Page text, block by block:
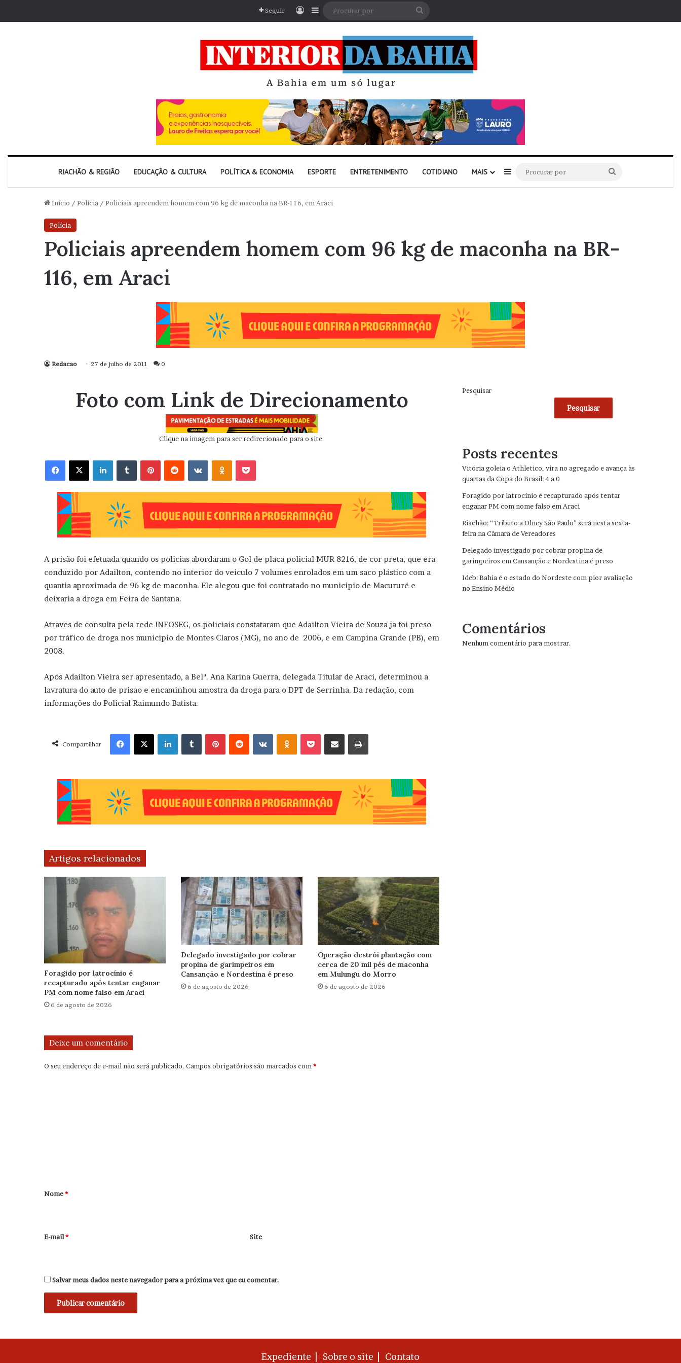
Seguir EntrarBarra Lateral
RIACHÃO & REGIÃO EDUCAÇÃO & CULTURA POLÍTICA & ECONOMIA ESPORTE ENTRETENIMENTO COTIDIANO MAIS Barra Lateral
por
Início / Polícia / Policiais apreendem homem com 96 kg de maconha na BR-116, em Araci
Polícia
Policiais apreendem homem com 96 kg de maconha na BR-
116, em Araci
Redacao 27 de julho de 2011 0
Foto com Link de Direcionamento
Clique na imagem para ser redirecionado para o site.
Facebook X Linkedin VK OK
A prisão foi efetuada quando os policias abordaram o Gol de placa policial MUR 8216, de cor preta, que era
conduzido por Adailton, contendo no interior do veiculo 7 volumes enrolados em um saco plástico com a
quantia aproximada de 96 kg de maconha. Ele alegou que foi contratado no municipio de Macururé e
deixaria a droga em Feira de Santana.
Atraves de consulta pela rede INFOSEG, os policiais constataram que Adailton Vieira de Souza ja foi preso
por tráfico de droga nos municipio de Montes Claros (MG), no ano de 2006, e em Campina Grande (PB), em
2008.
Após Adailton Vieira ser apresentado, a Belª. Ana Karina Guerra, delegada Titular de Araci, determinou a
lavratura do auto de prisao e encaminhou amostra da droga para o DPT de Serrinha. Da redação, com
informações do Policial Raimundo Batista.
Compartilhar
Facebook X Linkedin VK OK
Artigos relacionados
Foragido por latrocínio é
recapturado após tentar enganar
PM com nome falso em Araci
6 de agosto de 2026
Delegado investigado por cobrar
propina de garimpeiros em
Cansanção e Nordestina é preso
6 de agosto de 2026
Operação destrói plantação com
cerca de 20 mil pés de maconha
em Mulungu do Morro
6 de agosto de 2026
Deixe um comentário
O seu endereço de e-mail não será publicado. Campos obrigatórios são marcados com *
r
*
Nome*
E-mail* Site
Salvar meus dados neste navegador para a próxima vez que eu comentar.
Pesquisar
Pesquisar
Posts recentes
Vitória goleia o Athletico, vira no agregado e avança às
quartas da Copa do Brasil: 4 a 0
Foragido por latrocínio é recapturado após tentar
enganar PM com nome falso em Araci
Riachão: “Tributo a Olney São Paulo” será nesta sexta-
feira na Câmara de Vereadores
Delegado investigado por cobrar propina de
garimpeiros em Cansanção e Nordestina é preso
Ideb: Bahia é o estado do Nordeste com pior avaliação
no Ensino Médio
Comentários
Nenhum comentário para mostrar.
Expediente | Sobre o site | Contato